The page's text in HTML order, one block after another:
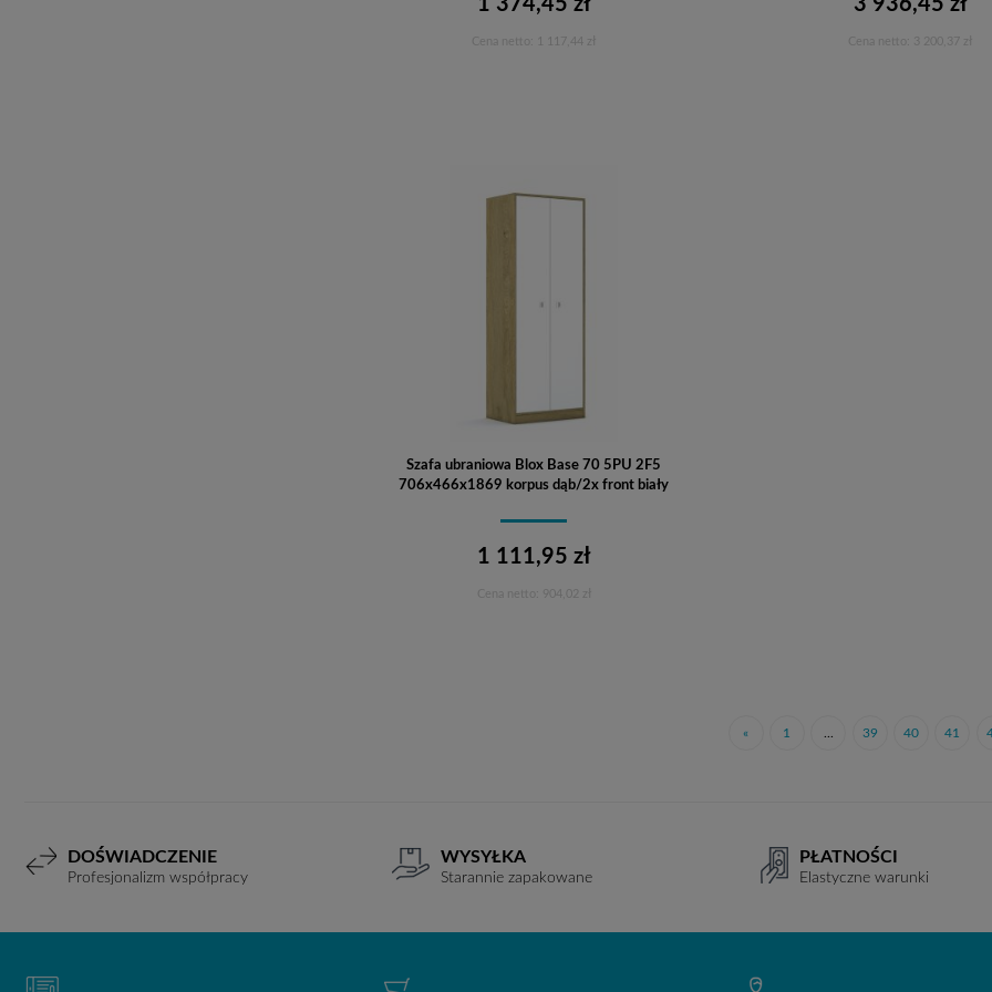
3 200,37 zł
Szafa ubraniowa Blox Base 70 5PU 2F5
706x466x1869 korpus dąb/2x front biały
1 111,95 zł
904,02 zł
« 1 39 40 41
DOŚWIADCZENIE
Profesjonalizm współpracy
WYSYŁKA
Starannie zapakowane
PŁATNOŚCI
Elastyczne warunki